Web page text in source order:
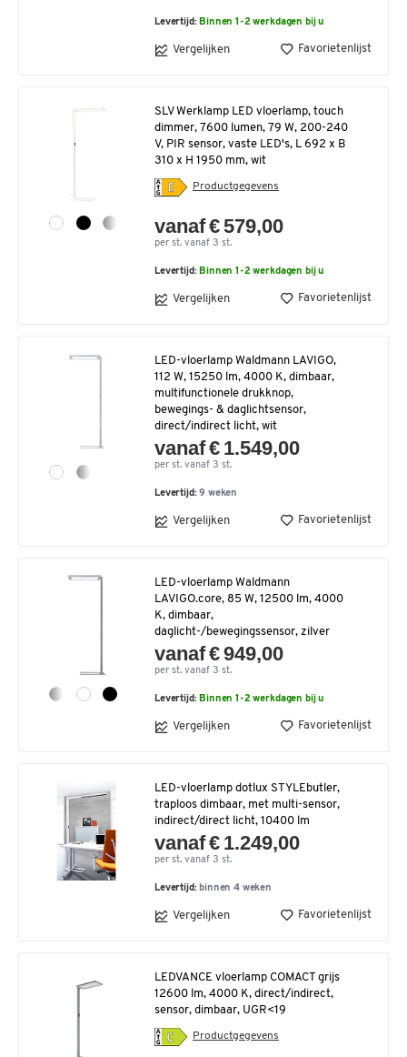
Levertijd: Binnen 1-2 werkdagen bij u
Vergelijken Favorietenlijst
SLV Werklamp LED vloerlamp, touch
dimmer, 7600 lumen, 79 W, 200-240
V, PIR sensor, vaste LED's, L 692 x B
310 x H 1950 mm, wit
Productgegevens
vanaf € 579,00
per st. vanaf 3 st.
Levertijd: Binnen 1-2 werkdagen bij u
Vergelijken Favorietenlijst
LED-vloerlamp Waldmann LAVIGO,
112 W, 15250 lm, 4000 K, dimbaar,
multifunctionele drukknop,
bewegings- & daglichtsensor,
direct/indirect licht, wit
vanaf € 1.549,00
per st. vanaf 3 st.
Levertijd:9 weken
Vergelijken Favorietenlijst
LED-vloerlamp Waldmann
LAVIGO.core, 85 W, 12500 lm, 4000
K, dimbaar,
daglicht-/bewegingssensor, zilver
vanaf € 949,00
per st. vanaf 3 st.
Levertijd: Binnen 1-2 werkdagen bij u
Vergelijken Favorietenlijst
LED-vloerlamp dotlux STYLEbutler,
traploos dimbaar, met multi-sensor,
indirect/direct licht, 10400 lm
vanaf € 1.249,00
per st. vanaf 3 st.
Levertijd: binnen 4 weken
Vergelijken Favorietenlijst
LEDVANCE vloerlamp COMACT grijs
12600 lm, 4000 K, direct/indirect,
sensor, dimbaar, UGR<19
Productgegevens